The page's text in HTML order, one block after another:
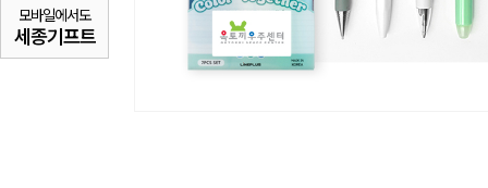
모바일에서도
세종기프트